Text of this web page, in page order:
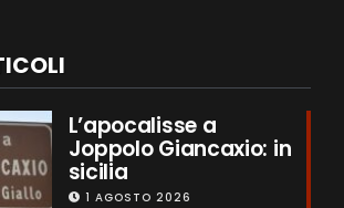
L’apocalisse a
Joppolo Giancaxio: in
sicilia
1 AGOSTO 2026